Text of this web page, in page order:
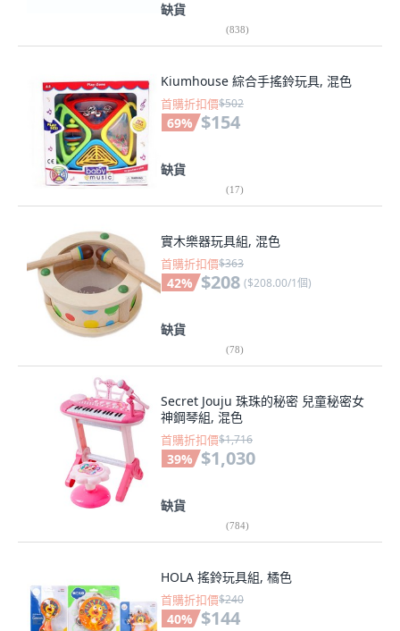
缺貨
(838)
Kiumhouse 綜合手搖鈴玩具, 混色
首購折扣價$502
69% $154
缺貨
(17)
實木樂器玩具組, 混色
首購折扣價$363
42% $208 ($208.00/1個)
缺貨
(78)
Secret Jouju 珠珠的秘密 兒童秘密女
神鋼琴組, 混色
首購折扣價$1,716
39% $1,030
缺貨
(784)
HOLA 搖鈴玩具組, 橘色
首購折扣價$240
40% $144